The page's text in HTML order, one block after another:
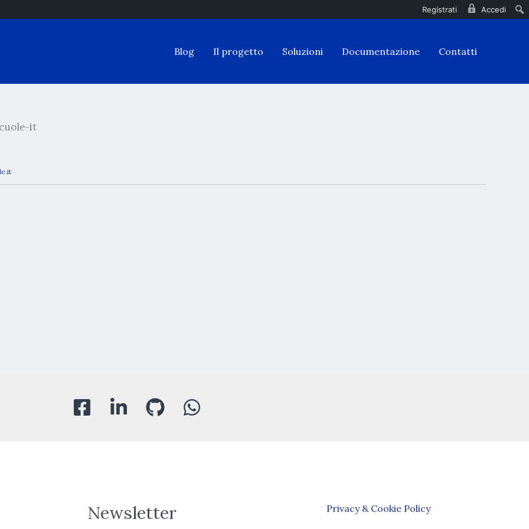
Registrati Accedi
Blog Il progetto Soluzioni Documentazione Contatti
it
Newsletter Privacy & Cookie Policy